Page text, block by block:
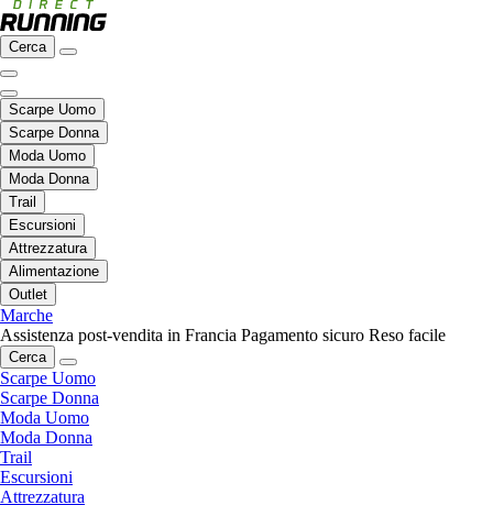
Cerca
Scarpe Uomo
Scarpe Donna
Moda Uomo
Moda Donna
Trail
Escursioni
Attrezzatura
Alimentazione
Outlet
Marche
Assistenza post-vendita in Francia Pagamento sicuro Reso facile
Cerca
Scarpe Uomo
Scarpe Donna
Moda Uomo
Moda Donna
Trail
Escursioni
Attrezzatura